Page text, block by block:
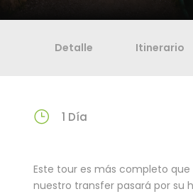
Detalle Itinerario
1 Día
Este tour es más completo que
nuestro transfer pasará por su